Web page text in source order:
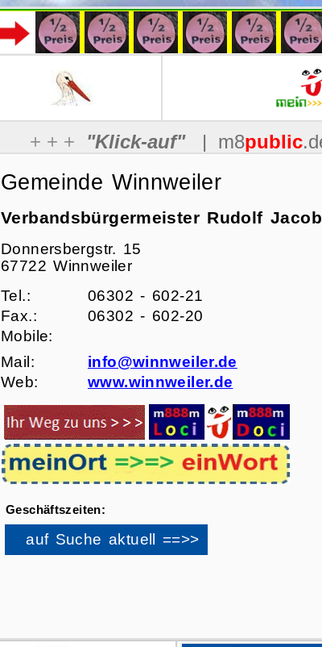
Gemeinde Winnweiler
Verbandsbürgermeister Rudolf Jacob
Donnersbergstr. 15
67722 Winnweiler
Tel.:
06302 - 602-21
Fax.:
06302 - 602-20
Mobile:
Mail:
info@winnweiler.de
Web:
www.winnweiler.de